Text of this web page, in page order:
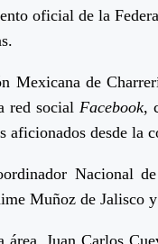
oficial de la
Mexicana de
red social Facebook,
aficionados desde la
Nacional
Muñoz de Jalisco
Juan Carlos